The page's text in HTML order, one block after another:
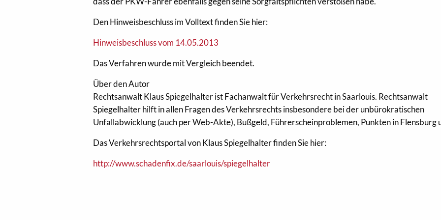
Den Hinweisbeschluss im Volltext finden Sie hier:
Hinweisbeschluss vom 14.05.2013
Das Verfahren wurde mit Vergleich beendet.
Über den Autor
Rechtsanwalt Klaus Spiegelhalter ist Fachanwalt für Verkehrsrecht in Saarlouis. Rechtsanwalt
Spiegelhalter hilft in allen Fragen des Verkehrsrechts insbesondere bei der unbürokratischen
Unfallabwicklung (auch per Web-Akte), Bußgeld, Führerscheinproblemen, Punkten in Flensburg
Das Verkehrsrechtsportal von Klaus Spiegelhalter finden Sie hier:
http://www.schadenfix.de/saarlouis/spiegelhalter